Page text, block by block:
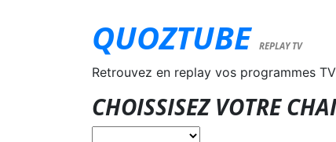
QUOZTUBE REPLAY TV
Retrouvez en replay vos programmes
CHOISSISEZ VOTRE